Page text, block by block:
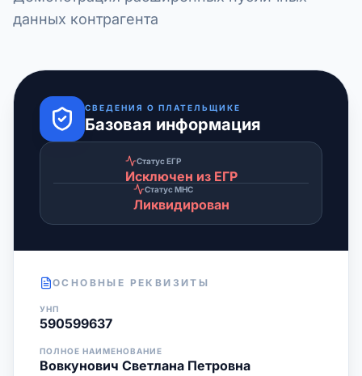
данных контрагента
СВЕДЕНИЯ О ПЛАТЕЛЬЩИКЕ
Базовая информация
Статус ЕГР
Исключен из ЕГР
Статус МНС
Ликвидирован
ОСНОВНЫЕ РЕКВИЗИТЫ
УНП
590599637
ПОЛНОЕ НАИМЕНОВАНИЕ
Вовкунович Светлана Петровна